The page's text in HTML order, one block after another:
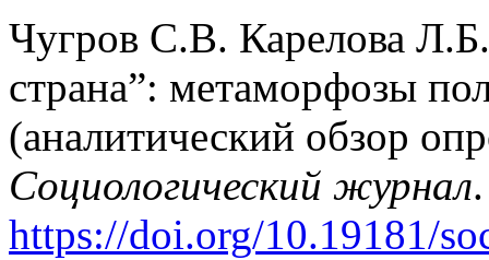
Чугров С.В. Карелова
страна”: метаморфозы
(аналитический обзор
Социологический журнал
https://doi.org/10.19181/